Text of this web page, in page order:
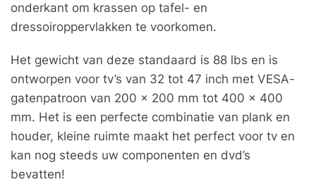
onderkant om krassen op tafel- en
dressoiroppervlakken te voorkomen.
Het gewicht van deze standaard is 88 lbs en is
ontworpen voor tv’s van 32 tot 47 inch met VESA-
gatenpatroon van 200 x 200 mm tot 400 x 400
mm. Het is een perfecte combinatie van plank en
houder, kleine ruimte maakt het perfect voor tv en
kan nog steeds uw componenten en dvd’s
bevatten!